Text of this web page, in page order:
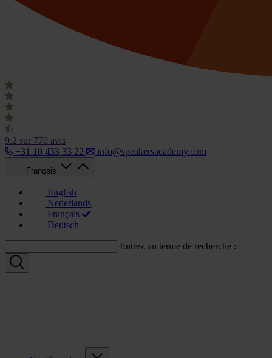
9.2 sur 770 avis
+31 10 433 33 22
info@speakersacademy.com
Français
English
Nederlands
Français
Deutsch
Entrez un terme de recherche :